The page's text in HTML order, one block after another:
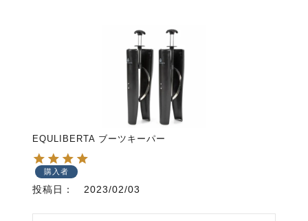
EQULIBERTA ブーツキーパー
購入者
投稿日 2023/02/03